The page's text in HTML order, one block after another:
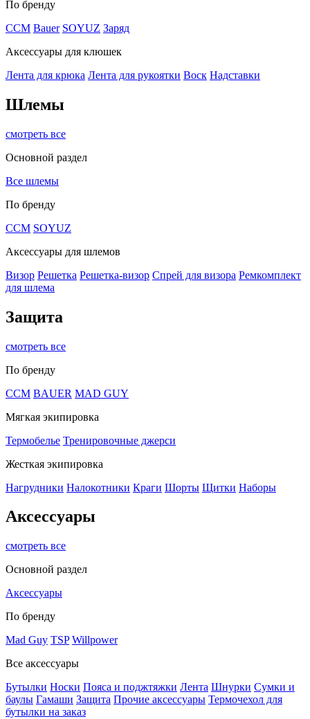
По бренду
CCM Bauer SOYUZ Заряд
Аксессуары для клюшек
Лента для крюка Лента для рукоятки Воск Надставки
Шлемы
смотреть все
Основной раздел
Все шлемы
По бренду
CCM SOYUZ
Аксессуары для шлемов
Визор Решетка Решетка-визор Спрей для визора Ремкомплект
для шлема
Защита
смотреть все
По бренду
CCM BAUER MAD GUY
Мягкая экипировка
Термобелье Тренировочные джерси
Жесткая экипировка
Нагрудники Налокотники Краги Шорты Щитки Наборы
Аксессуары
смотреть все
Основной раздел
Аксессуары
По бренду
Mad Guy TSP Willpower
Все аксессуары
Бутылки Носки Пояса и поджтяжки Лента Шнурки Сумки и
баулы Гамаши Защита Прочие аксессуары Термочехол для
бутылки на заказ